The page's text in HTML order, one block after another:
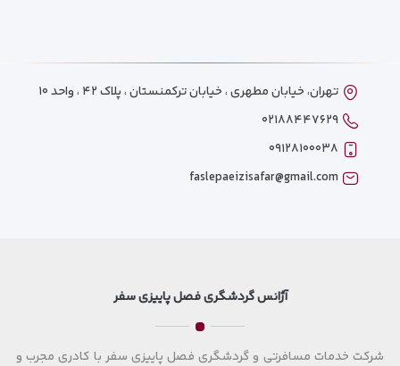
تهران، خیابان مطهری ، خیابان ترکمنستان ، پلاک ۴۲ ، واحد ۱۰
۰۲۱۸۸۴۴۷۶۲۹
۰۹۱۲۸۱۰۰۰۳۸
faslepaeizisafar@gmail.com
آژانس گردشگری فصل پاییزی سفر
شرکت خدمات مسافرتی و گردشگری فصل پاییزی سفر با کادری مجرب و